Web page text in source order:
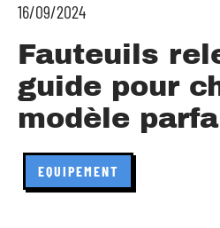
16/09/2024
Fauteuils
guide pour
modèle
EQUIPEMENT